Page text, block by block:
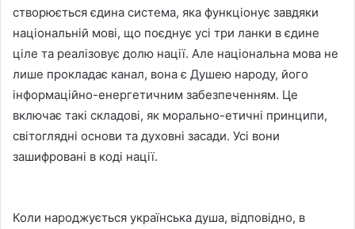
створюється єдина система, яка функціонує завдяки
національній мові, що поєднує усі три ланки в єдине
ціле та реалізовує долю нації. Але національна мова не
лише прокладає канал, вона є Душею народу, його
інформаційно-енергетичним забезпеченням. Це
включає такі складові, як морально-етичні принципи,
світоглядні основи та духовні засади. Усі вони
зашифровані в коді нації.
Коли народжується українська душа, відповідно, в